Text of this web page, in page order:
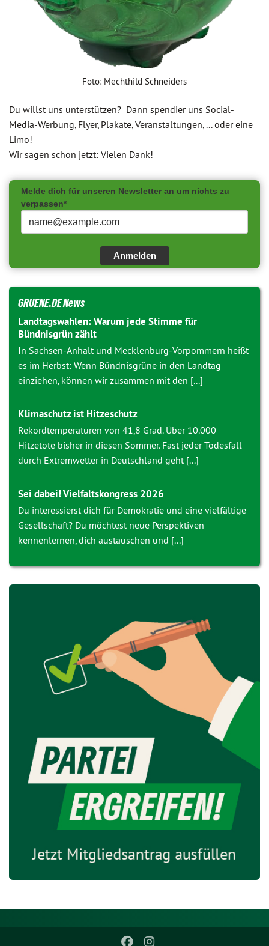
Foto: Mechthild Schneiders
Du willst uns unterstützen? Dann spendier uns Social-
Media-Werbung, Flyer, Plakate, Veranstaltungen, ... oder eine
Limo!
Wir sagen schon jetzt: Vielen Dank!
Melde dich für unseren Newsletter an um nichts zu
verpassen*
Anmelden
GRUENE.DE News
Landtagswahlen: Warum jede Stimme für
Bündnisgrün zählt
In Sachsen-Anhalt und Mecklenburg-Vorpommern heißt
es im Herbst: Wenn Bündnisgrüne in den Landtag
einziehen, können wir zusammen mit den [...]
Klimaschutz ist Hitzeschutz
Rekordtemperaturen von 41,8 Grad. Über 10.000
Hitzetote bisher in diesen Sommer. Fast jeder Todesfall
durch Extremwetter in Deutschland geht [...]
Sei dabei! Vielfaltskongress 2026
Du interessierst dich für Demokratie und eine vielfältige
Gesellschaft? Du möchtest neue Perspektiven
kennenlernen, dich austauschen und [...]